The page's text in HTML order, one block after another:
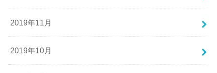
2019年11月
2019年10月